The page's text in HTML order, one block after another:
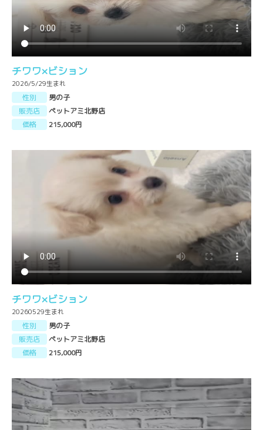
チワワ×ビション
2026/5/29生まれ
性別
男の子
販売店
ペットアミ北野店
価格
215,000円
チワワ×ビション
20260529生まれ
性別
男の子
販売店
ペットアミ北野店
価格
215,000円